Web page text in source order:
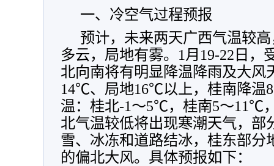
一、冷空气过程预报
预计，未来两天广西气温较
多云，局地有雾。1月19-22日，
北向南将有明显降温降雨及大风
14℃、局地16℃以上，桂南降温
温：桂北-1～5℃，桂南5～11℃
北气温较低将出现寒潮天气，部
雪、冰冻和道路结冰，桂东部分
的偏北大风。具体预报如下：